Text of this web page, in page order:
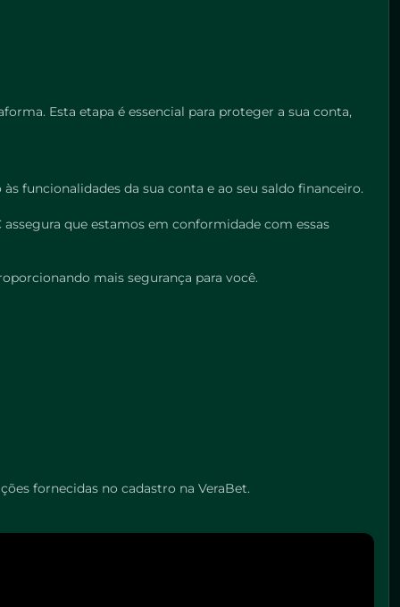
Esta etapa é essencial para proteger a sua conta,
funcionalidades da sua conta e ao seu saldo financeiro.
que estamos em conformidade com essas
mais segurança para você.
fornecidas no cadastro na VeraBet.